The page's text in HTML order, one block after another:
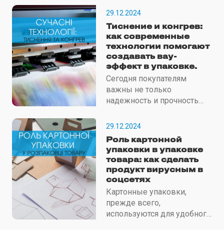
29.12.2024
Тиснение и конгрев:
как современные
технологии помогают
создавать вау-
эффект в упаковке.
Сегодня покупателям
важны не только
надежность и прочность
тактильные ощущения,
29.12.2024
Роль картонной
упаковки в упаковке
товара: как сделать
продукт вирусным в
соцсетях
Картонные упаковки,
прежде всего,
используются для удобного